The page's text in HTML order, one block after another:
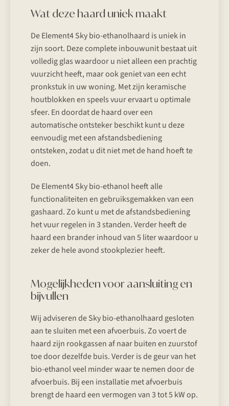
Wat deze haard uniek maakt
De Element4 Sky bio-ethanolhaard is uniek in
zijn soort. Deze complete inbouwunit bestaat uit
volledig glas waardoor u niet alleen een prachtig
vuurzicht heeft, maar ook geniet van een echt
pronkstuk in uw woning. Met zijn keramische
houtblokken en speels vuur ervaart u optimale
sfeer. En doordat de haard over een
automatische ontsteker beschikt kunt u deze
eenvoudig met een afstandsbediening
ontsteken, zodat u dit niet met de hand hoeft te
doen.
De Element4 Sky bio-ethanol heeft alle
functionaliteiten en gebruiksgemakken van een
gashaard. Zo kunt u met de afstandsbediening
het vuur regelen in 3 standen. Verder heeft de
haard een brander inhoud van 5 liter waardoor u
zeker de hele avond stookplezier heeft.
Mogelijkheden voor aansluiting en
bijvullen
Wij adviseren de Sky bio-ethanolhaard gesloten
aan te sluiten met een afvoerbuis. Zo voert de
haard zijn rookgassen af naar buiten en zuurstof
toe door dezelfde buis. Verder is de geur van het
bio-ethanol veel minder waar te nemen door de
afvoerbuis. Bij een installatie met afvoerbuis
brengt de haard een vermogen van 3 tot 5 kW op.